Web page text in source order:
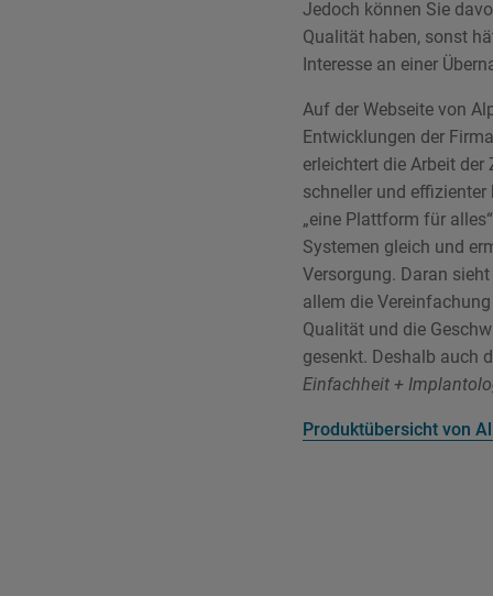
Jedoch können Sie
Qualität haben, sonst
Interesse an einer
Auf der Webseite von
Entwicklungen der
erleichtert die Arbeit
schneller und
„eine Plattform für
Systemen gleich und
Versorgung. Daran
allem die
Qualität und die
gesenkt. Deshalb auch
Einfachheit +
Produktübersicht von